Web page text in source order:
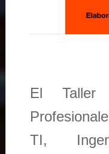
El
TI,